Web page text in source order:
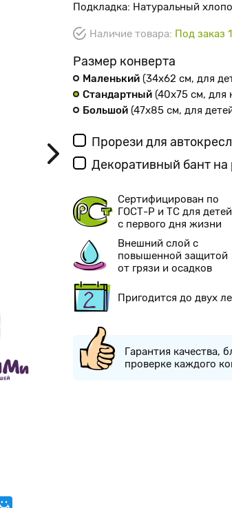
Подкладка: Натуральный
Наличие товара: Под заказ
Размер конверта
Маленький (34х62 см, для
Стандартный (40х75 см, для
Большой (47х85 см, для
Прорези для
Декоративный бант на
Сертифицирован по
ГОСТ-Р и ТС для детей
с первого дня жизни
Внешний слой с
повышенной защитой
от грязи и осадков
Пригодится до двух
Гарантия качества,
проверке каждого